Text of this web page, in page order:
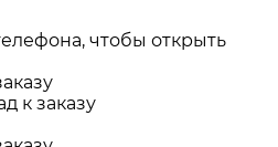
чтобы открыть